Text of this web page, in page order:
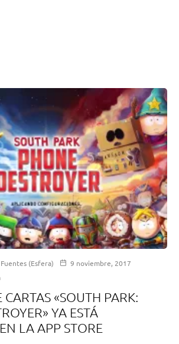
(Esfera)
9 noviembre, 2017
CARTAS «SOUTH PARK:
YA ESTÁ
LA APP STORE